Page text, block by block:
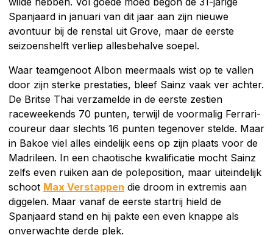
Spanjaard in januari van dit jaar aan zijn nieuwe
avontuur bij de renstal uit Grove, maar de eerste
seizoenshelft verliep allesbehalve soepel.
Waar teamgenoot Albon meermaals wist op te vallen
door zijn sterke prestaties, bleef Sainz vaak ver achter.
De Britse Thai verzamelde in de eerste zestien
raceweekends 70 punten, terwijl de voormalig Ferrari-
coureur daar slechts 16 punten tegenover stelde. Maar
in Bakoe viel alles eindelijk eens op zijn plaats voor de
Madrileen. In een chaotische kwalificatie mocht Sainz
zelfs even ruiken aan de poleposition, maar uiteindelijk
schoot Max Verstappen die droom in extremis aan
diggelen. Maar vanaf de eerste startrij hield de
Spanjaard stand en hij pakte een even knappe als
onverwachte derde plek.